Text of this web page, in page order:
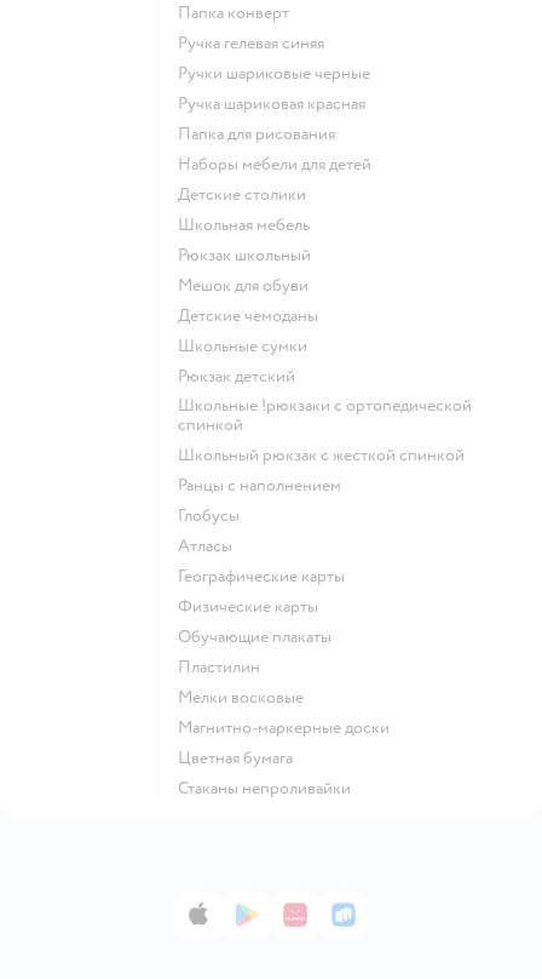
Папка конверт
Ручка гелевая синяя
Ручки шариковые черные
Ручка шариковая красная
Папка для рисования
Наборы мебели для детей
Детские столики
Школьная мебель
Рюкзак школьный
Мешок для обуви
Детские чемоданы
Школьные сумки
Рюкзак детский
Школьные !рюкзаки с ортопедической
спинкой
Школьный рюкзак с жесткой спинкой
Ранцы с наполнением
Глобусы
Атласы
Географические карты
Физические карты
Обучающие плакаты
Пластилин
Мелки восковые
Магнитно-маркерные доски
Цветная бумага
Стаканы непроливайки
App StoreGoogle Play
AppGallery
RuStore